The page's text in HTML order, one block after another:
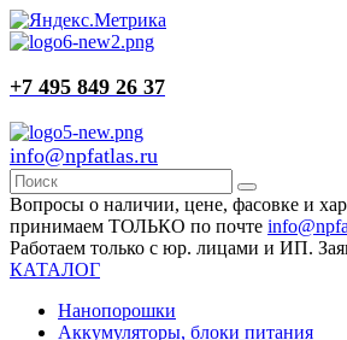
+7 495 849 26 37
info@npfatlas.ru
Вопросы о наличии, цене, фасовке и
принимаем ТОЛЬКО по почте
Работаем только с юр. лицами и ИП.
КАТАЛОГ
Нанопорошки
Аккумуляторы, блоки питания